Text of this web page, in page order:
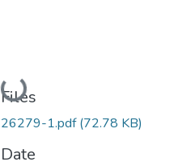
Loading...
Files
26279-1.pdf(72.78 KB)
Date